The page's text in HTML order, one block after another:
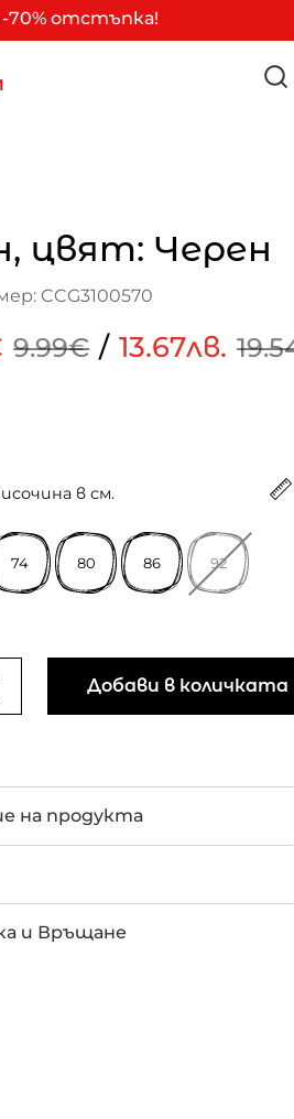
-70% отстъпка!
цвят: Черен
CCG3100570
9.99€ / 13.67лв.
в см.
74 80 86 92
Добави в количката
на продукта
и Връщане